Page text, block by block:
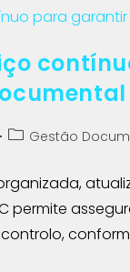
Gestão
permite